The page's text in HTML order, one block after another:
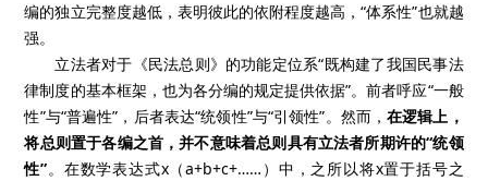
编的独立完整度越低，表明彼此的依附程度越高，“体系性”也就越
强。
立法者对于《民法总则》的功能定位系“既构建了我国民事法
律制度的基本框架，也为各分编的规定提供依据”。前者呼应“一般
性”与“普遍性”，后者表达“统领性”与“引领性”。然而，在逻辑上，
将总则置于各编之首，并不意味着总则具有立法者所期许的“统领
性”。在数学表达式x（a+b+c+……）中，之所以将x置于括号之